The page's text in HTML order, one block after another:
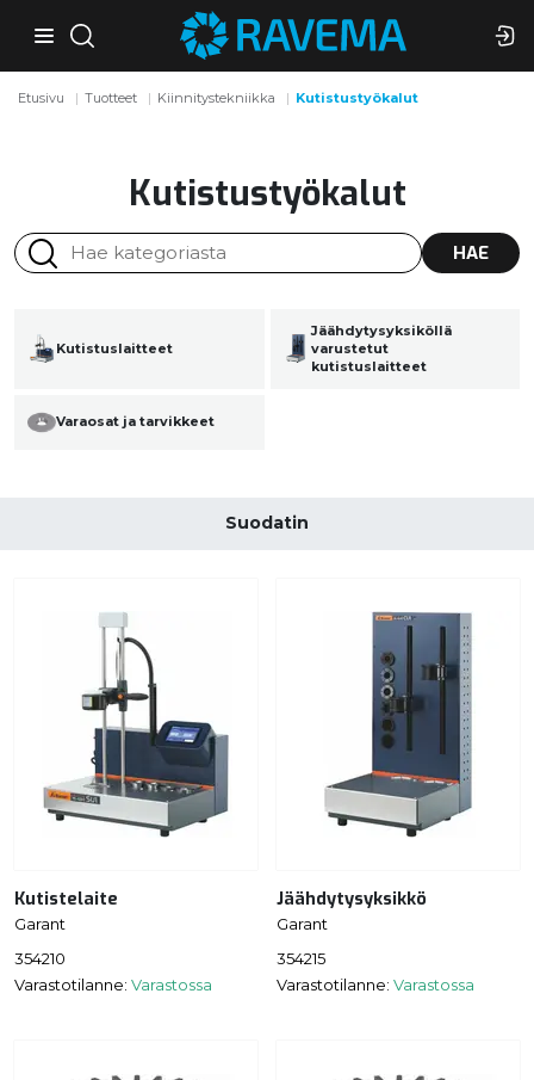
Etusivu Tuotteet Kiinnitystekniikka Kutistustyökalut
Kutistustyökalut
HAE
Kutistuslaitteet
Jäähdytysyksiköllä
varustetut
kutistuslaitteet
Varaosat ja tarvikkeet
Suodatin
Kutistelaite
Garant
354210
Varastotilanne: Varastossa
Jäähdytysyksikkö
Garant
354215
Varastotilanne: Varastossa